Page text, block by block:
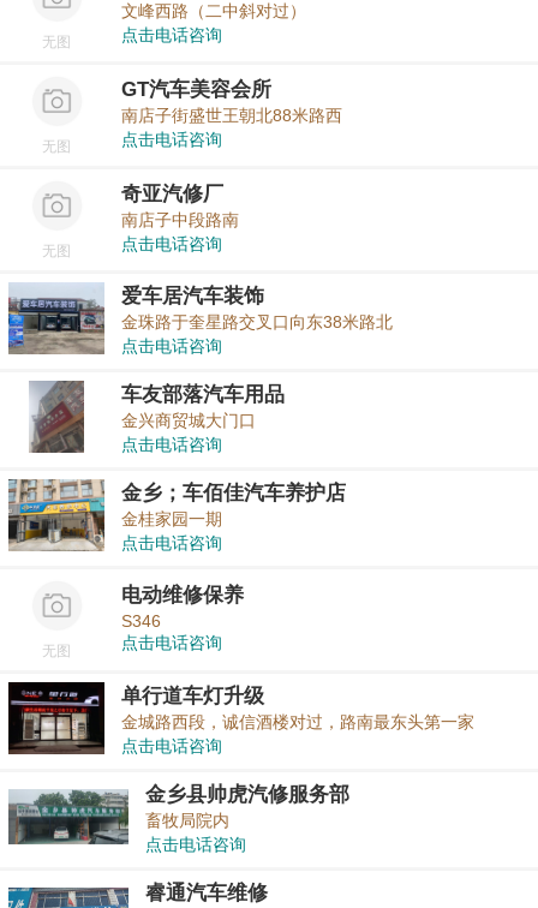
无图
文峰西路（二中斜对过）
点击电话咨询
无图
GT汽车美容会所
南店子街盛世王朝北88米路西
点击电话咨询
无图
奇亚汽修厂
南店子中段路南
点击电话咨询
爱车居汽车装饰
金珠路于奎星路交叉口向东38米路北
点击电话咨询
车友部落汽车用品
金兴商贸城大门口
点击电话咨询
金乡；车佰佳汽车养护店
金桂家园一期
点击电话咨询
无图
电动维修保养
S346
点击电话咨询
单行道车灯升级
金城路西段，诚信酒楼对过，路南最东头第一家
点击电话咨询
金乡县帅虎汽修服务部
畜牧局院内
点击电话咨询
睿通汽车维修